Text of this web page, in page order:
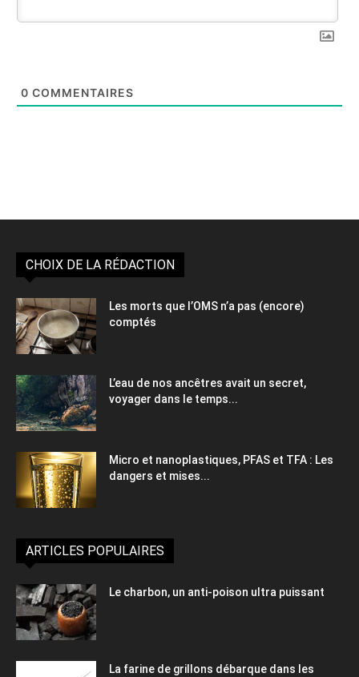
0 COMMENTAIRES
CHOIX DE LA RÉDACTION
Les morts que l’OMS n’a pas (encore)
comptés
L’eau de nos ancêtres avait un secret,
voyager dans le temps...
Micro et nanoplastiques, PFAS et TFA : Les
dangers et mises...
ARTICLES POPULAIRES
Le charbon, un anti-poison ultra puissant
La farine de grillons débarque dans les